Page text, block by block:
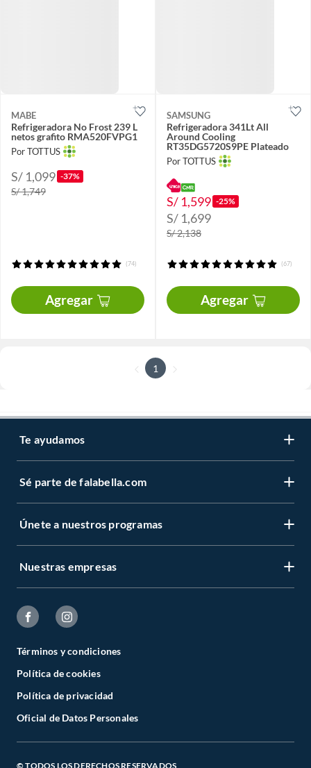
MABE
Refrigeradora No Frost 239 L
netos grafito RMA520FVPG1
Por TOTTUS
S/ 1,099 -37%
S/ 1,749
(74)
Agregar
SAMSUNG
Refrigeradora 341Lt All
Around Cooling
RT35DG5720S9PE Plateado
Por TOTTUS
S/ 1,599 -25%
S/ 1,699
S/ 2,138
(67)
Agregar
1
Te ayudamos
Sé parte de falabella.com
Únete a nuestros programas
Nuestras empresas
Términos y condiciones
Política de cookies
Política de privacidad
Oficial de Datos Personales
© TODOS LOS DERECHOS RESERVADOS